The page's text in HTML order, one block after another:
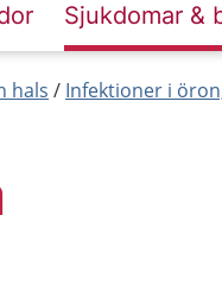
Sjukdomar &
hals Infektioner i